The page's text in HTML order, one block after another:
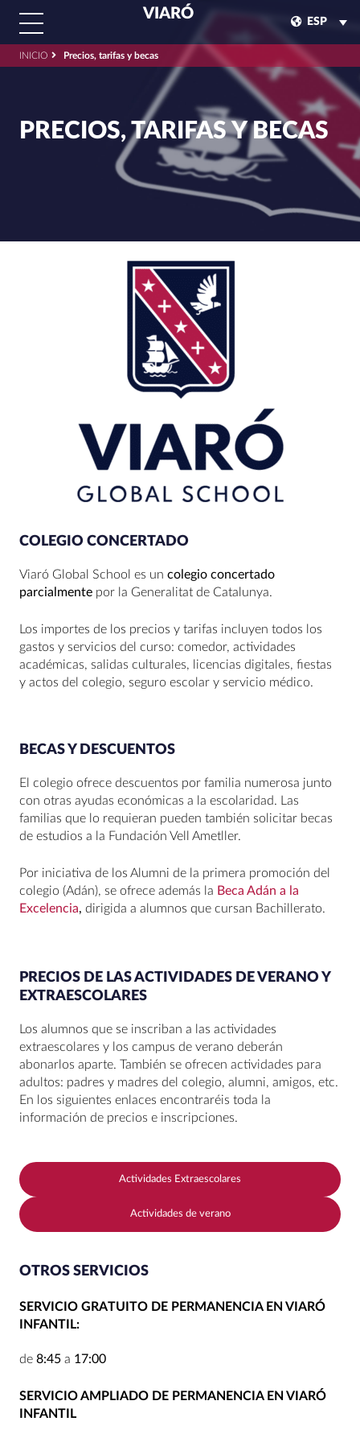
VIARÓ
ESP
INICIO Precios, tarifas y becas
PRECIOS, TARIFAS Y BECAS
COLEGIO CONCERTADO
Viaró Global School es un colegio concertado
parcialmente por la Generalitat de Catalunya.
Los importes de los precios y tarifas incluyen todos los
gastos y servicios del curso: comedor, actividades
académicas, salidas culturales, licencias digitales, fiestas
y actos del colegio, seguro escolar y servicio médico.
BECAS Y DESCUENTOS
El colegio ofrece descuentos por familia numerosa junto
con otras ayudas económicas a la escolaridad. Las
familias que lo requieran pueden también solicitar becas
de estudios a la Fundación Vell Ametller.
Por iniciativa de los Alumni de la primera promoción del
colegio (Adán), se ofrece además la Beca Adán a la
Excelencia, dirigida a alumnos que cursan Bachillerato.
PRECIOS DE LAS ACTIVIDADES DE VERANO Y
EXTRAESCOLARES
Los alumnos que se inscriban a las actividades
extraescolares y los campus de verano deberán
abonarlos aparte. También se ofrecen actividades para
adultos: padres y madres del colegio, alumni, amigos, etc.
En los siguientes enlaces encontraréis toda la
información de precios e inscripciones.
Actividades Extraescolares
Actividades de verano
OTROS SERVICIOS
SERVICIO GRATUITO DE PERMANENCIA EN VIARÓ
INFANTIL:
de 8:45 a 17:00
SERVICIO AMPLIADO DE PERMANENCIA EN VIARÓ
INFANTIL